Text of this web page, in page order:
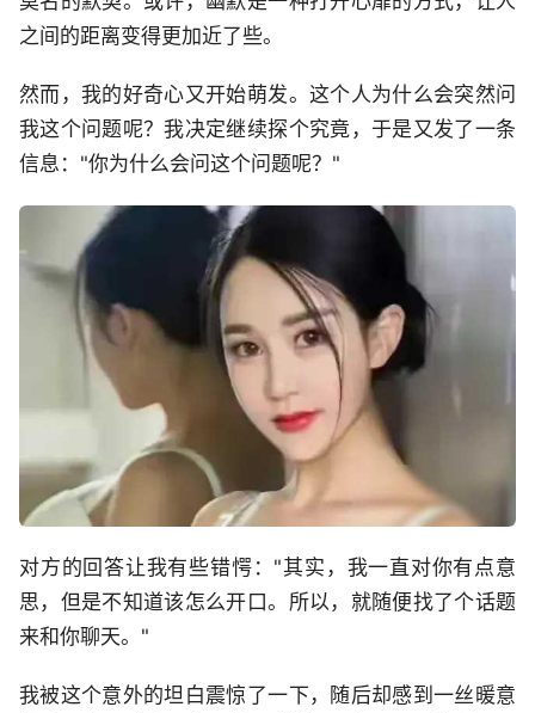
之间的距离变得更加近了些。
然而，我的好奇心又开始萌发。这个人为什么会突然问
我这个问题呢？我决定继续探个究竟，于是又发了一条
信息："你为什么会问这个问题呢？"
对方的回答让我有些错愕："其实，我一直对你有点意
思，但是不知道该怎么开口。所以，就随便找了个话题
来和你聊天。"
我被这个意外的坦白震惊了一下，随后却感到一丝暖意